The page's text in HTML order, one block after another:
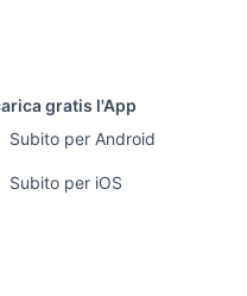
Sports
Biciclette
Collezionismo
gratis l'App
Subito per Android
Subito per iOS